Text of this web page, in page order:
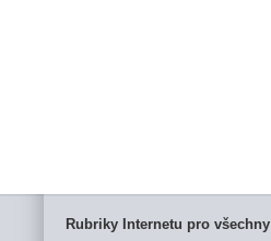
Rubriky Internetu pro všechny